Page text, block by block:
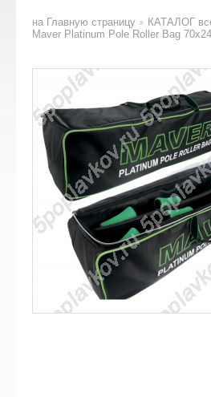
на Главную страницу
>
КАТАЛОГ
Maver Platinum Pole Roller Bag